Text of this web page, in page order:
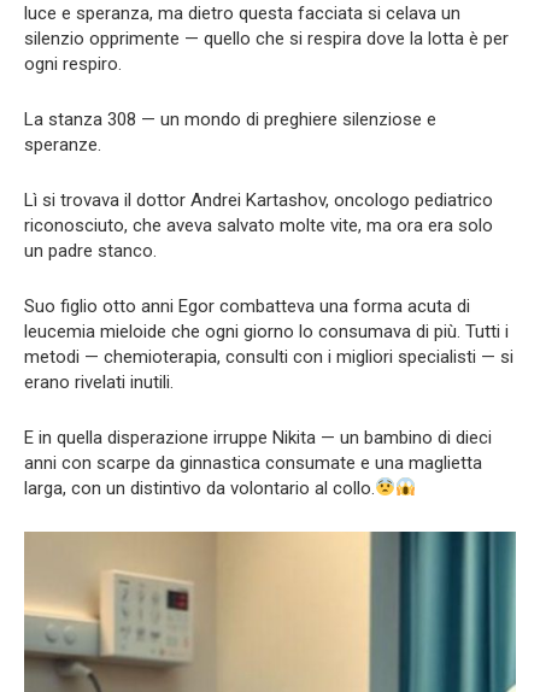
luce e speranza, ma dietro questa facciata si celava un
silenzio opprimente — quello che si respira dove la lotta è per
ogni respiro.
La stanza 308 — un mondo di preghiere silenziose e
speranze.
Lì si trovava il dottor Andrei Kartashov, oncologo pediatrico
riconosciuto, che aveva salvato molte vite, ma ora era solo
un padre stanco.
Suo figlio otto anni Egor combatteva una forma acuta di
leucemia mieloide che ogni giorno lo consumava di più. Tutti i
metodi — chemioterapia, consulti con i migliori specialisti — si
erano rivelati inutili.
E in quella disperazione irruppe Nikita — un bambino di dieci
anni con scarpe da ginnastica consumate e una maglietta
larga, con un distintivo da volontario al collo.